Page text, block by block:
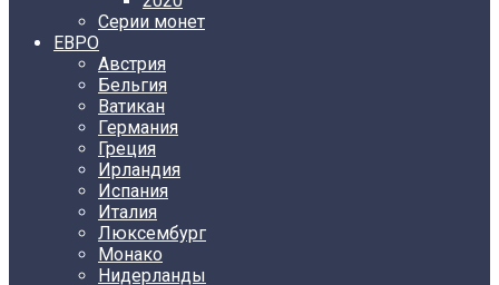
Серии монет
ЕВРО
Австрия
Бельгия
Ватикан
Германия
Греция
Ирландия
Испания
Италия
Люксембург
Монако
Нидерланды